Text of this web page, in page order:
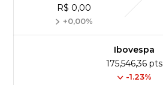
R$ 0,00
+0,00%
Ibovespa
175,546,36 pts
-1.23%